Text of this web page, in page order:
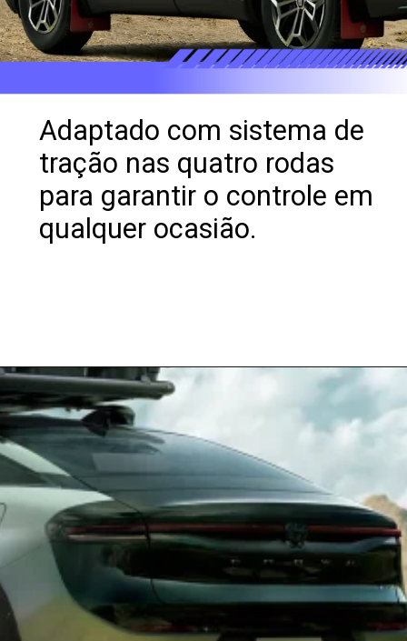
Adaptado com sistema de
tração nas quatro rodas
para garantir o controle em
qualquer ocasião.
Opening